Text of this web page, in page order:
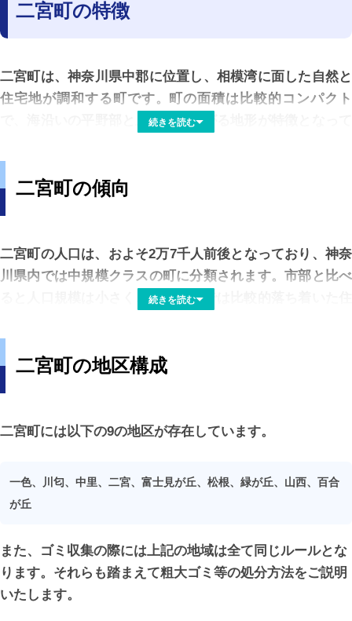
二宮町の特徴
二宮町は、神奈川県中郡に位置し、相模湾に面した自然と
住宅地が調和する町です。町の面積は比較的コンパクト
で、海沿いの平野部と丘陵地が広がる地形が特徴となって
ごしやすい環境が整っています。
には緑地や海岸線が残されており、春には草花、夏には海
の景色、秋冬には穏やかな空気感など、四季の移ろいを身
近に感じることができます。自然と共存した落ち着いた住
東京都心へは約70km圏に位置しており、JR東海道線を利
住地として選ばれるケースも多く見られます。隣接する平
利便性は確保されています。
の影響で内陸部よりも暑さが和らぐ日もあり、通年で暮ら
しやすい気候条件といえるでしょう。
続きを読む
二宮町の傾向
二宮町の人口は、およそ2万7千人前後となっており、神奈
川県内では中規模クラスの町に分類されます。市部と比べ
ると人口規模は小さく、郡部の中では比較的落ち着いた住
平均人口と比べると、やや少なめの水準となっています。
は1万2千世帯前後となっており、人口規模に対して世帯数
人口・世帯数ともに急激な増減は少なく、比較的安定した
の排出量も極端に多いわけではなく、計画的な収集体制が
取られています。一方で、住宅地が中心となる地域特性か
ら、引越しや住み替え時期には粗大ゴミや生活不用品が一
時的に増える傾向も見られます。
続きを読む
二宮町の地区構成
二宮町には以下の9の地区が存在しています。
一色、川匂、中里、二宮、富士見が丘、松根、緑が丘、山西、百合
が丘
また、ゴミ収集の際には上記の地域は全て同じルールとな
ります。それらも踏まえて粗大ゴミ等の処分方法をご説明
いたします。